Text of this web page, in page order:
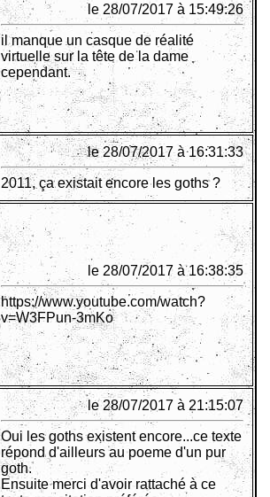
le 28/07/2017 à 15:49:26
il manque un casque de réalité
virtuelle sur la tête de la dame
cependant.
le 28/07/2017 à 16:31:33
2011, ça existait encore les goths ?
le 28/07/2017 à 16:38:35
https://www.youtube.com/watch?
v=W3FPun-3mKo
le 28/07/2017 à 21:15:07
Oui les goths existent encore...ce texte
répond d'ailleurs au poeme d'un pur
goth.
Ensuite merci d'avoir rattaché à ce